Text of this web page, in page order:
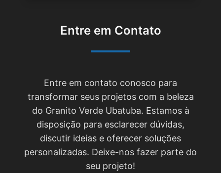
Entre em Contato
Entre em contato conosco para
transformar seus projetos com a beleza
do Granito Verde Ubatuba. Estamos à
disposição para esclarecer dúvidas,
discutir ideias e oferecer soluções
personalizadas. Deixe-nos fazer parte do
seu projeto!